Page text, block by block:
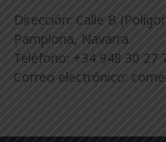
Dirección: Calle B
Pamplona, Navarra.
Teléfono: +34 948 30 27
Correo electrónico: